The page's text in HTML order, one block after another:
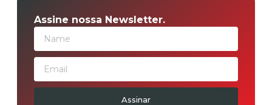
Assine nossa Newsletter.
Assinar